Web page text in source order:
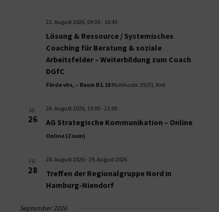
22. August 2026, 09:30- 16:45
Lösung & Ressource / Systemisches
Coaching für Beratung & soziale
Arbeitsfelder – Weiterbildung zum Coach
DGfC
Förde vhs, – Raum B1.18 Muhliusstr. 29/31, Kiel
MI.
26
26. August 2026, 19:00- 21:00
AG Strategische Kommunikation – Online
Online (Zoom)
FR.
28
28. August 2026- 29. August 2026
Treffen der Regionalgruppe Nord in
Hamburg-Niendorf
September 2026